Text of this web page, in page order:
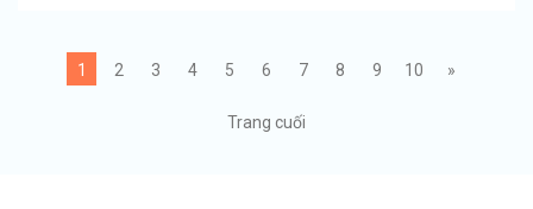
1 2 3 4 5 6 7 8 9 10 »
Trang cuối